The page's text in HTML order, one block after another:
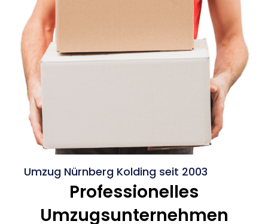
Umzug Nürnberg Kolding seit 2003
Professionelles
Umzugsunternehmen